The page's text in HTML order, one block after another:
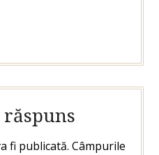
fi publicată. Câmpurile